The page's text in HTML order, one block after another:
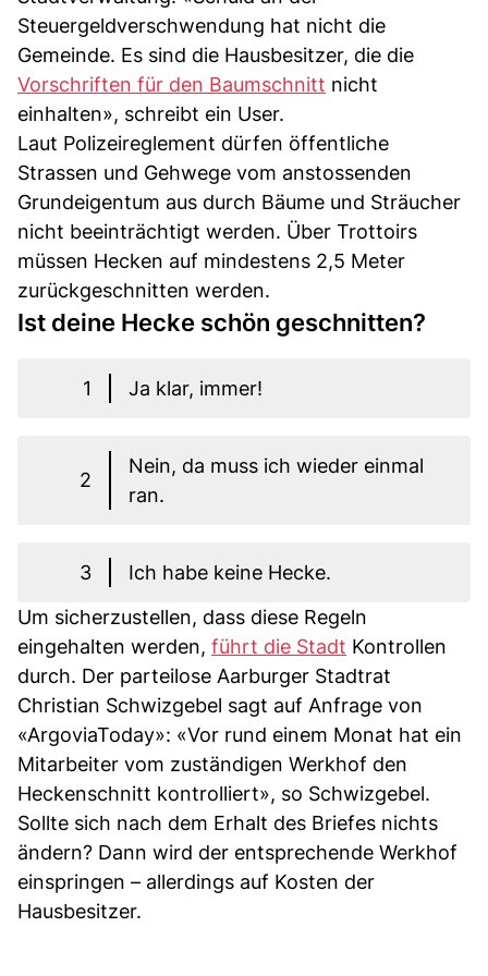
Steuergeldverschwendung hat nicht die
Gemeinde. Es sind die Hausbesitzer, die die
Vorschriften für den Baumschnitt nicht
einhalten», schreibt ein User.
Laut Polizeireglement dürfen öffentliche
Strassen und Gehwege vom anstossenden
Grundeigentum aus durch Bäume und Sträucher
nicht beeinträchtigt werden. Über Trottoirs
müssen Hecken auf mindestens 2,5 Meter
zurückgeschnitten werden.
Ist deine Hecke schön geschnitten?
1 Ja klar, immer!
2
Nein, da muss ich wieder einmal
ran.
3
Ich habe keine Hecke.
Um sicherzustellen, dass diese Regeln
eingehalten werden, führt die Stadt Kontrollen
durch. Der parteilose Aarburger Stadtrat
Christian Schwizgebel sagt auf Anfrage von
«ArgoviaToday»: «Vor rund einem Monat hat ein
Mitarbeiter vom zuständigen Werkhof den
Heckenschnitt kontrolliert», so Schwizgebel.
Sollte sich nach dem Erhalt des Briefes nichts
ändern? Dann wird der entsprechende Werkhof
einspringen – allerdings auf Kosten der
Hausbesitzer.